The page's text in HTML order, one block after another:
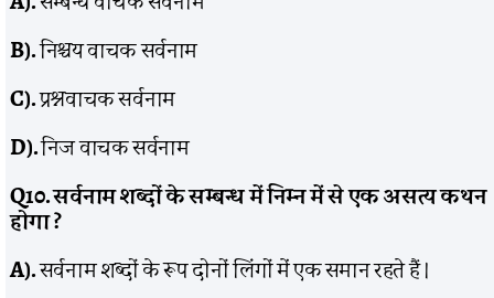
B).निश्चय वाचक सर्वनाम
C).प्रश्नवाचक सर्वनाम
D).निज वाचक सर्वनाम
Q10.सर्वनाम शब्दों के सम्बन्ध में निम्न में से एक असत्य कथन
होगा?
A).सर्वनाम शब्दों के रूप दोनों लिंगों में एक समान रहते हैं ।